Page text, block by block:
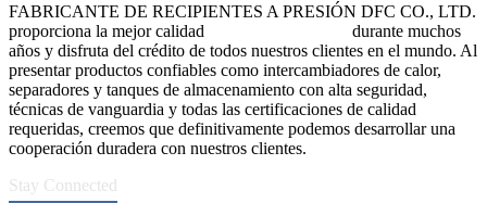
FABRICANTE DE RECIPIENTES A PRESIÓN DFC CO., LTD.
proporciona la mejor calidad
durante muchos
años y disfruta del crédito de todos nuestros clientes en el mundo. Al
presentar productos confiables como intercambiadores de calor,
separadores y tanques de almacenamiento con alta seguridad,
técnicas de vanguardia y todas las certificaciones de calidad
requeridas, creemos que definitivamente podemos desarrollar una
cooperación duradera con nuestros clientes.
Stay Connected